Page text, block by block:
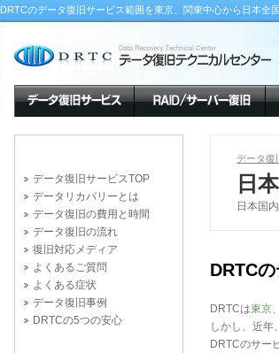
DRTCのデータ復旧サービス範囲を東京、関東中心から日本全
データ復旧サービスTOP
データリカバリーとは
データ復旧の費用と時間
データ復旧の流れ
復旧対応メディア
よくあるご質問
よくある症状
データ復旧事例
DRTCの5つの安心
データ復
日
日本国
DRTC
DRTCは東京
しかし、近年
DRTCのサー